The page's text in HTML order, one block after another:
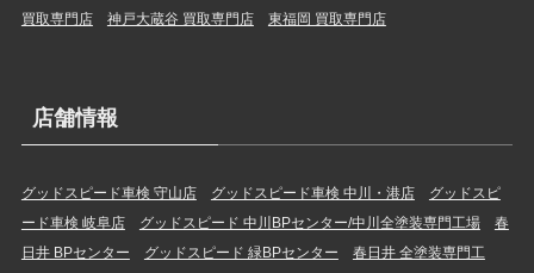
買取専門店
神戸大蔵谷 買取専門店 東福岡 買取専門店
店舗情報
グッドスピード車検 守山店 グッドスピード車検 中川・港店
グッドスピ
ード車検 岐阜店
グッドスピード 中川BPセンター/中川全塗装専門工場
春
日井 BPセンター
グッドスピード 緑BPセンター
春日井 全塗装専門工